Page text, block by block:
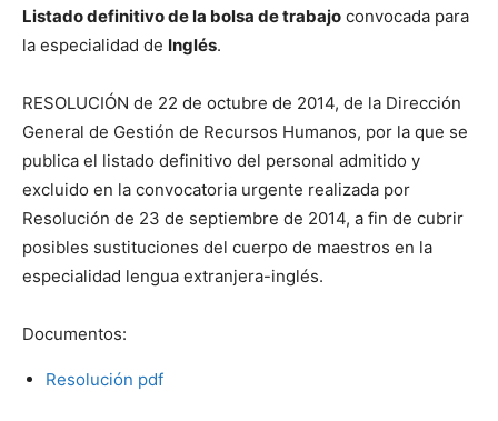
Listado definitivo de la bolsa de trabajo convocada para
la especialidad de Inglés.
RESOLUCIÓN de 22 de octubre de 2014, de la Dirección
General de Gestión de Recursos Humanos, por la que se
publica el listado definitivo del personal admitido y
excluido en la convocatoria urgente realizada por
Resolución de 23 de septiembre de 2014, a fin de cubrir
posibles sustituciones del cuerpo de maestros en la
especialidad lengua extranjera-inglés.
Documentos:
Resolución pdf